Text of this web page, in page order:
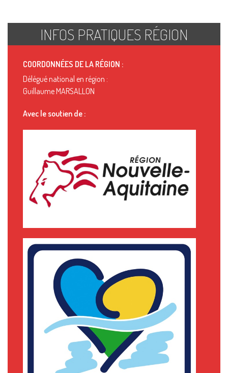
INFOS PRATIQUES RÉGION
COORDONNÉES DE LA RÉGION :
Délégué national en région :
Guillaume MARSALLON
Avec le soutien de :